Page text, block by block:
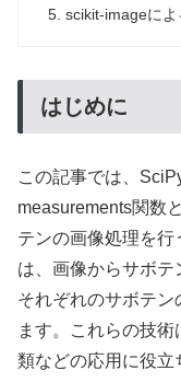
scikit-imageに
はじめに
この記事では、
measurements関数
テンの画像処理を行
は、画像からサボテ
それぞれのサボテン
ます。これらの技
類などの応用に役立